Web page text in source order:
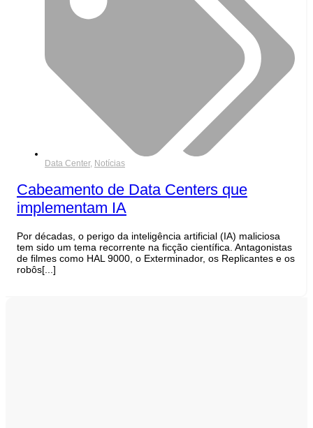
Data Center, Notícias
Cabeamento de Data Centers que
implementam IA
Por décadas, o perigo da inteligência artificial (IA) maliciosa
tem sido um tema recorrente na ficção científica. Antagonistas
de filmes como HAL 9000, o Exterminador, os Replicantes e os
robôs[...]